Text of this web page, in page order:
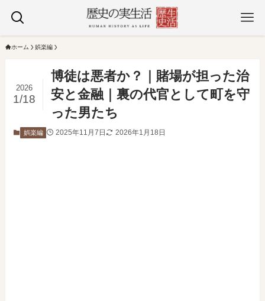
ホーム 娯楽編
博徒は悪者か？｜賭場が担った治
安と金融｜裏の代官として町を守
った男たち
2026
1/18
娯楽編 2025年11月7日 2026年1月18日